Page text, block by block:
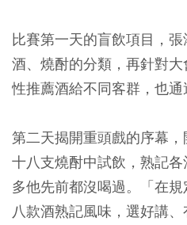
比賽第一天的盲飲項目，
酒、燒酎的分類，再針對
性推薦酒給不同客群，也通
第二天揭開重頭戲的序幕，
十八支燒酎中試飲，熟記
多他先前都沒喝過。「在
八款酒熟記風味，選好講